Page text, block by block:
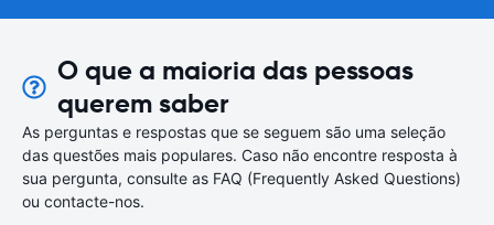
O que a maioria das pessoas
querem saber
As perguntas e respostas que se seguem são uma seleção
das questões mais populares. Caso não encontre resposta à
sua pergunta, consulte as FAQ (Frequently Asked Questions)
ou contacte-nos.